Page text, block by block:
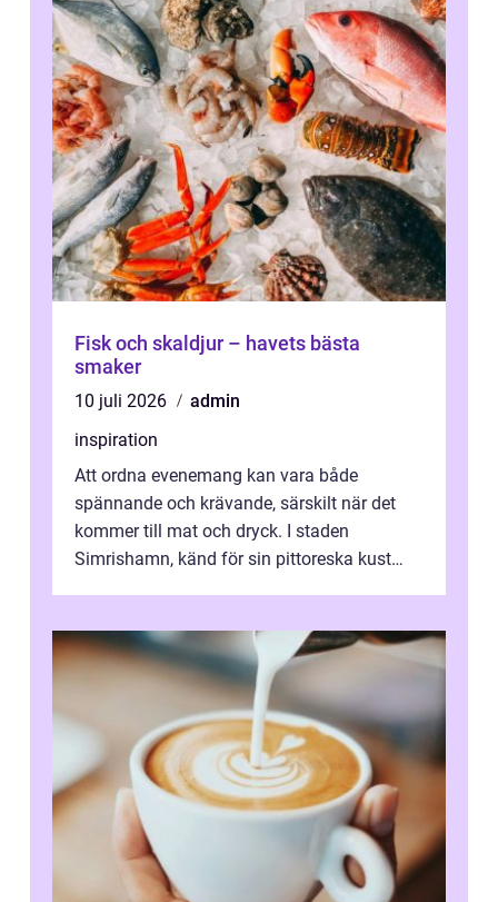
Fisk och skaldjur – havets bästa
smaker
10 juli 2026
admin
inspiration
Att ordna evenemang kan vara både
spännande och krävande, särskilt när det
kommer till mat och dryck. I staden
Simrishamn, känd för sin pittoreska kust